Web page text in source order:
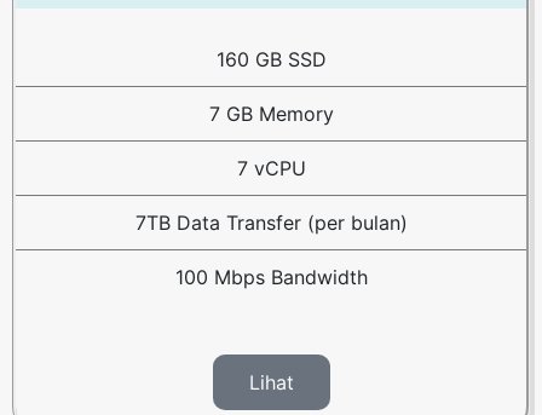
160 GB SSD
7 GB Memory
7 vCPU
7TB Data Transfer (per bulan)
100 Mbps Bandwidth
Lihat